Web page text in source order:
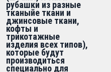
рубашки из разные
тканыйе ткани и
джинсовые ткани,
кофты и
трикотажные
изделия всех типов),
которые будут
производиться
специально для